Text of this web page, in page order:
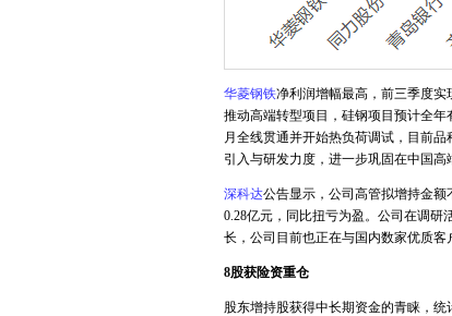
华菱钢铁净利润增幅最高，前三季度实
推动高端转型项目，硅钢项目预计全
月全线贯通并开始热负荷调试，目前
引入与研发力度，进一步巩固在中国高
深科达公告显示，公司高管拟增持金额
0.28亿元，同比扭亏为盈。公司在调
长，公司目前也正在与国内数家优质客
8股获险资重仓
股东增持股获得中长期资金的青睐，统